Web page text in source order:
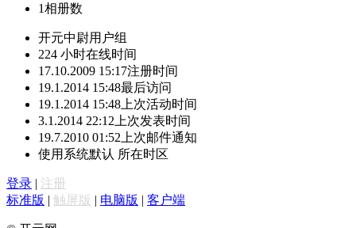
1相册数
开元中尉用户组
224 小时在线时间
17.10.2009 15:17注册时间
19.1.2014 15:48最后访问
19.1.2014 15:48 上次活动时间
3.1.2014 22:12 上次发表时间
19.7.2010 01:52 上次邮件通知
使用系统默认 所在时区
登录 | 注册
标准版 | 触屏版 | 电脑版 | 客户端